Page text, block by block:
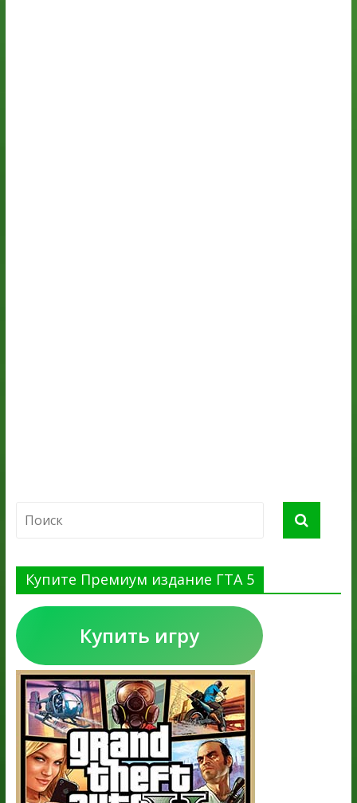
Купите Премиум издание ГТА 5
Купить игру